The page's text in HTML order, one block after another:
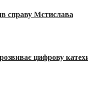
справу Мстислава
цифрову